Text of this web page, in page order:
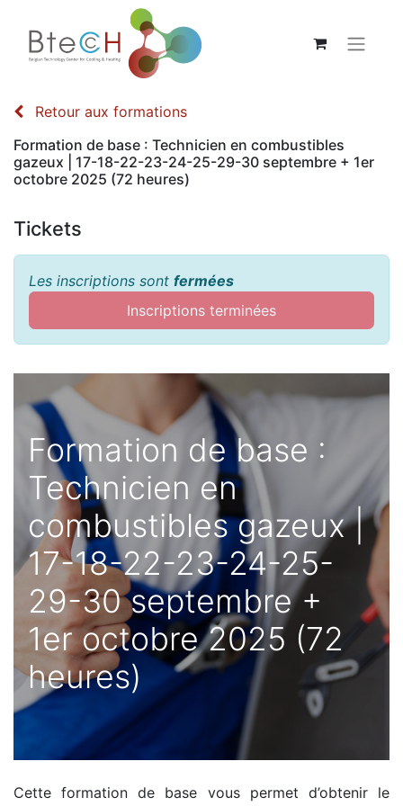
Retour aux formations
Formation de base : Technicien en combustibles
gazeux | 17-18-22-23-24-25-29-30 septembre + 1er
octobre 2025 (72 heures)
Tickets
Les inscriptions sont fermées
Inscriptions terminées
Formation de base :
Technicien en
combustibles gazeux |
17-18-22-23-24-25-
29-30 septembre +
1er octobre 2025 (72
heures)
Cette formation de base vous permet d’obtenir le